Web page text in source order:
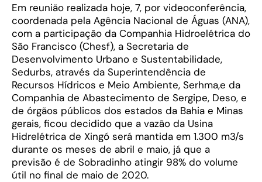
Em reunião realizada hoje, 7, por videoconferência,
coordenada pela Agência Nacional de Águas (ANA),
com a participação da Companhia Hidroelétrica do
São Francisco (Chesf), a Secretaria de
Desenvolvimento Urbano e Sustentabilidade,
Sedurbs, através da Superintendência de
Recursos Hídricos e Meio Ambiente, Serhma,e da
Companhia de Abastecimento de Sergipe, Deso, e
de órgãos públicos dos estados da Bahia e Minas
gerais, ficou decidido que a vazão da Usina
Hidrelétrica de Xingó será mantida em 1.300 m3/s
durante os meses de abril e maio, já que a
previsão é de Sobradinho atingir 98% do volume
útil no final de maio de 2020.